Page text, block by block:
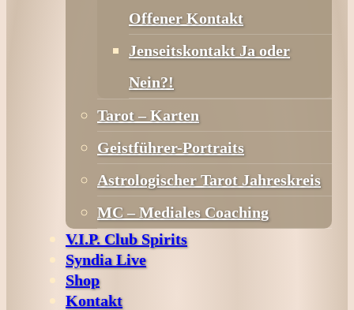
Offener Kontakt
Jenseitskontakt Ja oder
Nein?!
Tarot – Karten
Geistführer-Portraits
Astrologischer Tarot Jahreskreis
MC – Mediales Coaching
V.I.P. Club Spirits
Syndia Live
Shop
Kontakt